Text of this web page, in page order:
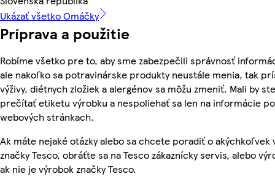
Ukázať všetko Omáčky
Príprava a použitie
Robíme všetko pre to, aby sme zabezpečili správnosť
ale nakoľko sa potravinárske produkty neustále menia, tak
výživy, diétnych zložiek a alergénov sa môžu zmeniť. Mali by
prečítať etiketu výrobku a nespoliehať sa len na informácie
webových stránkach.
Ak máte nejaké otázky alebo sa chcete poradiť o akýchkoľvek
značky Tesco, obráťte sa na Tesco zákaznícky servis, alebo
ak nie je výrobok značky Tesco.